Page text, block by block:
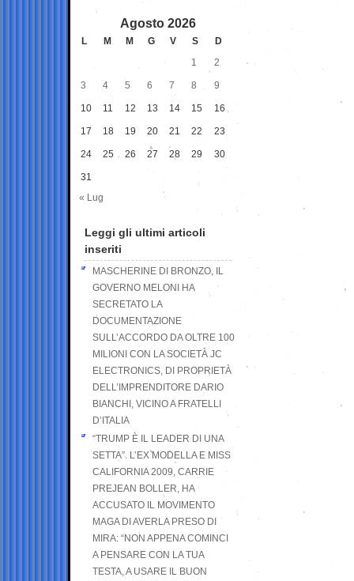
Agosto 2026
L M M G V S
D
1
2
3 4 5 6 7 8 9
10 11 12 13 14 15 16
17 18 19 20 21 22 23
24 25 26 27 28 29 30
31
« Lug
Leggi gli ultimi articoli
inseriti
MASCHERINE DI BRONZO, IL
GOVERNO MELONI HA
SECRETATO LA
DOCUMENTAZIONE
SULL’ACCORDO DA OLTRE 100
MILIONI CON LA SOCIETÀ JC
ELECTRONICS, DI PROPRIETÀ
DELL’IMPRENDITORE DARIO
BIANCHI, VICINO A FRATELLI
D’ITALIA
“TRUMP È IL LEADER DI UNA
SETTA”. L’EX MODELLA E MISS
CALIFORNIA 2009, CARRIE
PREJEAN BOLLER, HA
ACCUSATO IL MOVIMENTO
MAGA DI AVERLA PRESO DI
MIRA: “NON APPENA COMINCI
A PENSARE CON LA TUA
TESTA, A USARE IL BUON